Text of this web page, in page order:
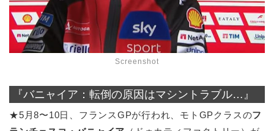
Screenshot
『バニャイア：転倒の原因はマシントラブル…』
★5月8〜10日、フランスGPが行われ、モトGPクラスのフ